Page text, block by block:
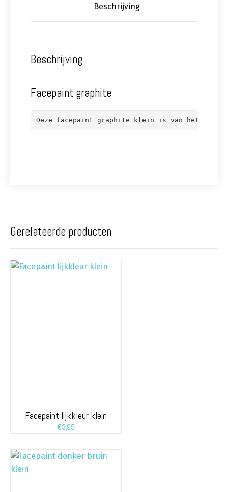
Beschrijving
Beschrijving
Facepaint graphite
Deze facepaint graphite klein is van het merk
Gerelateerde producten
Facepaint lijkkleur klein
€3,95